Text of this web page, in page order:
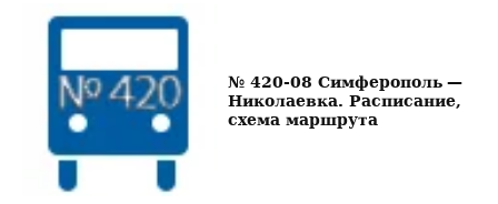
№ 420-08 Симферополь —
Николаевка. Расписание,
схема маршрута